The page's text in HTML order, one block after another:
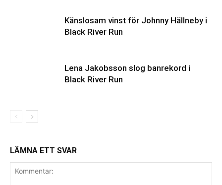
Känslosam vinst för Johnny Hällneby i
Black River Run
Lena Jakobsson slog banrekord i
Black River Run
LÄMNA ETT SVAR